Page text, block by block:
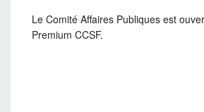
Le Comité Affaires Publiques est
Premium CCSF.